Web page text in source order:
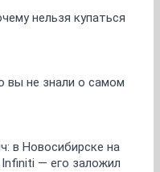
нельзя купаться
вы не знали о самом
в Новосибирске на
— его заложил